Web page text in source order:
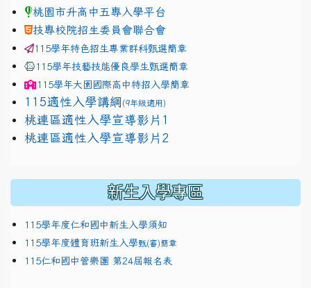
桃園市升高中五專入學平台
技專校院招生委員會聯合會
115學年特色招生專業群科甄選簡章
115學年技藝技能優良學生甄選簡章
115學年大園國際高中特招入學簡章
115適性入學講綱 (9年級適用)
link to https://docs.google.com/presentation/d/
桃連區適性入學宣導影片1
link to https://docs.google.com/presentation/d/
桃連區適性入學宣導影片2
新生入學專區
115學年度仁和國中新生入學須知
115學年度體育班新生入學甄(審)簡章
115仁和國中管樂團 第24屆報名表